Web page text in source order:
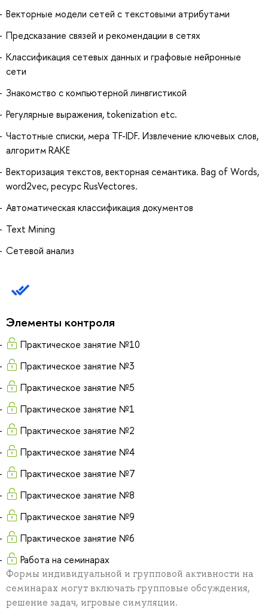
Векторные модели сетей с текстовыми атрибутами
Предсказание связей и рекомендации в сетях
Классификация сетевых данных и графовые нейронные
сети
Знакомство с компьютерной линвгистикой
Регулярные выражения, tokenization etc.
Частотные списки, мера TF-IDF. Извлечение ключевых слов,
алгоритм RAKE
Векторизация текстов, векторная семантика. Bag of Words,
word2vec, ресурс RusVectores.
Автоматическая классификация документов
Text Mining
Сетевой анализ
Элементы контроля
Практическое занятие №10
Практическое занятие №3
Практическое занятие №5
Практическое занятие №1
Практическое занятие №2
Практическое занятие №4
Практическое занятие №7
Практическое занятие №8
Практическое занятие №9
Практическое занятие №6
Работа на семинарах
Формы индивидуальной и групповой активности на
семинарах могут включать групповые обсуждения,
решение задач, игровые симуляции.